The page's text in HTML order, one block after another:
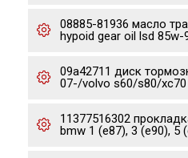
08885-81936 масло
hypoid gear oil lsd 85w-
09a42711 диск
07-/volvo s60/s80/
11377516302
bmw 1 (e87), 3 (e90), 5